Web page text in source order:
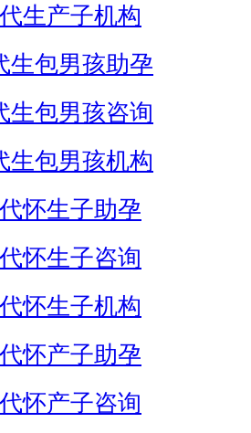
生产子机构
生包男孩助孕
生包男孩咨询
生包男孩机构
怀生子助孕
怀生子咨询
怀生子机构
怀产子助孕
怀产子咨询